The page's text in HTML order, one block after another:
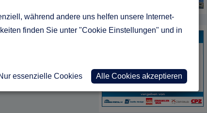
HDA
während andere uns helfen unsere Internet-
finden Sie unter "Cookie Einstellungen" und in
essenzielle Cookies Alle Cookies akzeptieren